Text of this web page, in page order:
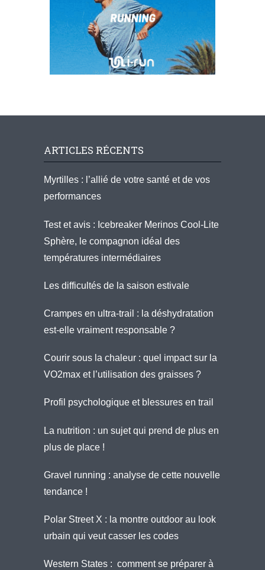
ARTICLES RÉCENTS
Myrtilles : l’allié de votre santé et de vos
performances
Test et avis : Icebreaker Merinos Cool-Lite
Sphère, le compagnon idéal des
températures intermédiaires
Les difficultés de la saison estivale
Crampes en ultra-trail : la déshydratation
est-elle vraiment responsable ?
Courir sous la chaleur : quel impact sur la
VO2max et l’utilisation des graisses ?
Profil psychologique et blessures en trail
La nutrition : un sujet qui prend de plus en
plus de place !
Gravel running : analyse de cette nouvelle
tendance !
Polar Street X : la montre outdoor au look
urbain qui veut casser les codes
Western States : comment se préparer à